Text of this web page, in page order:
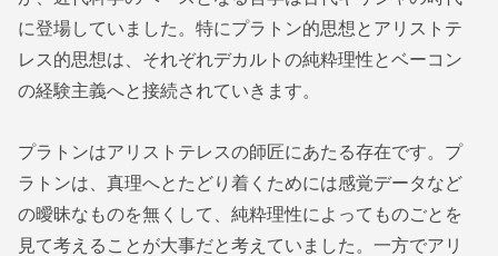
に登場していました。特にプラトン的思想とアリストテ
レス的思想は、それぞれデカルトの純粋理性とベーコン
の経験主義へと接続されていきます。
プラトンはアリストテレスの師匠にあたる存在です。プ
ラトンは、真理へとたどり着くためには感覚データなど
の曖昧なものを無くして、純粋理性によってものごとを
見て考えることが大事だと考えていました。一方でアリ